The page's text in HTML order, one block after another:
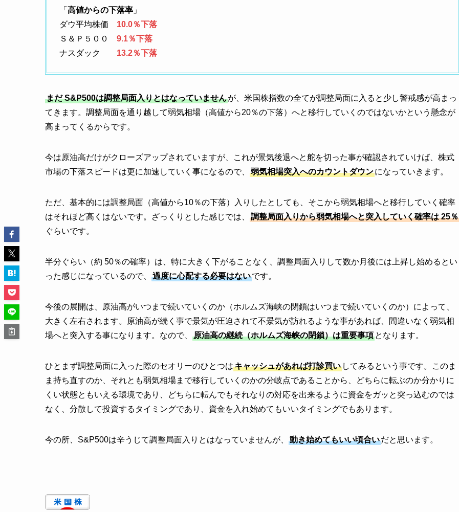
「 高値からの下落率 」
ダウ平均株価 10.0％下落
Ｓ＆Ｐ５００ 9.1％下落
ナスダック 13.2％下落
まだ S&P500は調整局面入りとはなっていませんが、米国株指数の全てが調整局面に入ると少し警戒感が高まっ
てきます。調整局面を通り越して弱気相場（高値から20％の下落）へと移行していくのではないかという懸念が
高まってくるからです。
今は原油高だけがクローズアップされていますが、これが景気後退へと舵を切った事が確認されていけば、株式
市場の下落スピードは更に加速していく事になるので、
弱気相場突入へのカウントダウンになっていきます。
ただ、基本的には調整局面（高値から10％の下落）入りしたとしても、そこから弱気相場へと移行していく確率
はそれほど高くはないです。ざっくりとした感じでは、
調整局面入りから弱気相場へと突入していく確率は 25％
ぐらいです。
半分ぐらい（約 50％の確率）は、特に大きく下がることなく、調整局面入りして数か月後には上昇し始めるとい
った感じになっているので、
過度に心配する必要はないです。
今後の展開は、原油高がいつまで続いていくのか（ホルムズ海峡の閉鎖はいつまで続いていくのか）によって、
大きく左右されます。原油高が続く事で景気が圧迫されて不景気が訪れるような事があれば、間違いなく弱気相
場へと突入する事になります。なので、
原油高の継続（ホルムズ海峡の閉鎖）は重要事項 となります。
ひとまず調整局面に入った際のセオリーのひとつはキャッシュがあれば打診買い してみるという事です。このま
ま持ち直すのか、それとも弱気相場まで移行していくのかの分岐点であることから、どちらに転ぶのか分かりに
くい状態ともいえる環境であり、どちらに転んでもそれなりの対応を出来るように資金をガッと突っ込むのでは
なく、分散して投資するタイミングであり、資金を入れ始めてもいいタイミングでもあります。
今の所、S&P500は辛うじて調整局面入りとはなっていませんが、 動き始めてもいい頃合いだと思います。